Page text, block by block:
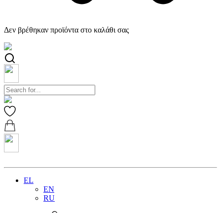
Δεν βρέθηκαν προϊόντα στο καλάθι σας
EL
EN
RU